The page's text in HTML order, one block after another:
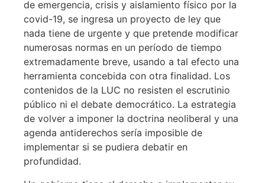
de emergencia, crisis y aislamiento físico por la
covid-19, se ingresa un proyecto de ley que
nada tiene de urgente y que pretende modificar
numerosas normas en un período de tiempo
extremadamente breve, usando a tal efecto una
herramienta concebida con otra finalidad. Los
contenidos de la LUC no resisten el escrutinio
público ni el debate democrático. La estrategia
de volver a imponer la doctrina neoliberal y una
agenda antiderechos sería imposible de
implementar si se pudiera debatir en
profundidad.